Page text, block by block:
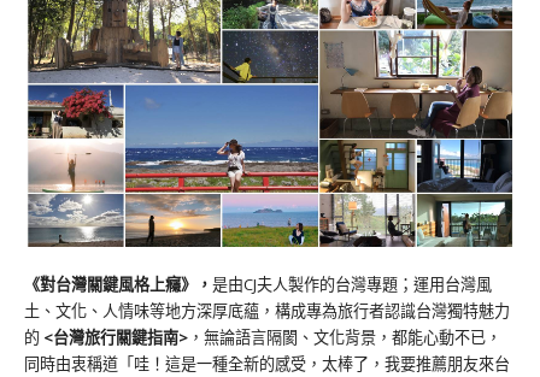
《對台灣關鍵風格上癮》 ， 是由CJ夫人製作的台灣專題；運用台灣風
土、文化、人情味等地方深厚底蘊，構成專為旅行者認識台灣獨特魅力
的 <台灣旅行關鍵指南> ，無論語言隔閡、文化背景，都能心動不已，
同時由衷稱道「哇！這是一種全新的感受，太棒了，我要推薦朋友來台